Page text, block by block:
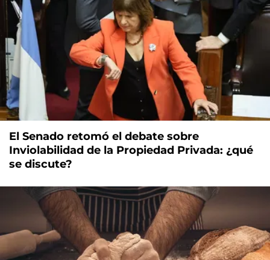
El Senado retomó el debate sobre
Inviolabilidad de la Propiedad Privada: ¿qué
se discute?